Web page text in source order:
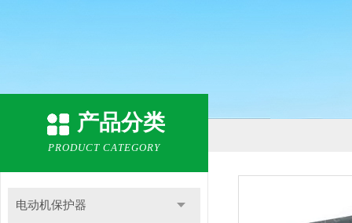
产品分类
PRODUCT CATEGORY
电动机保护器